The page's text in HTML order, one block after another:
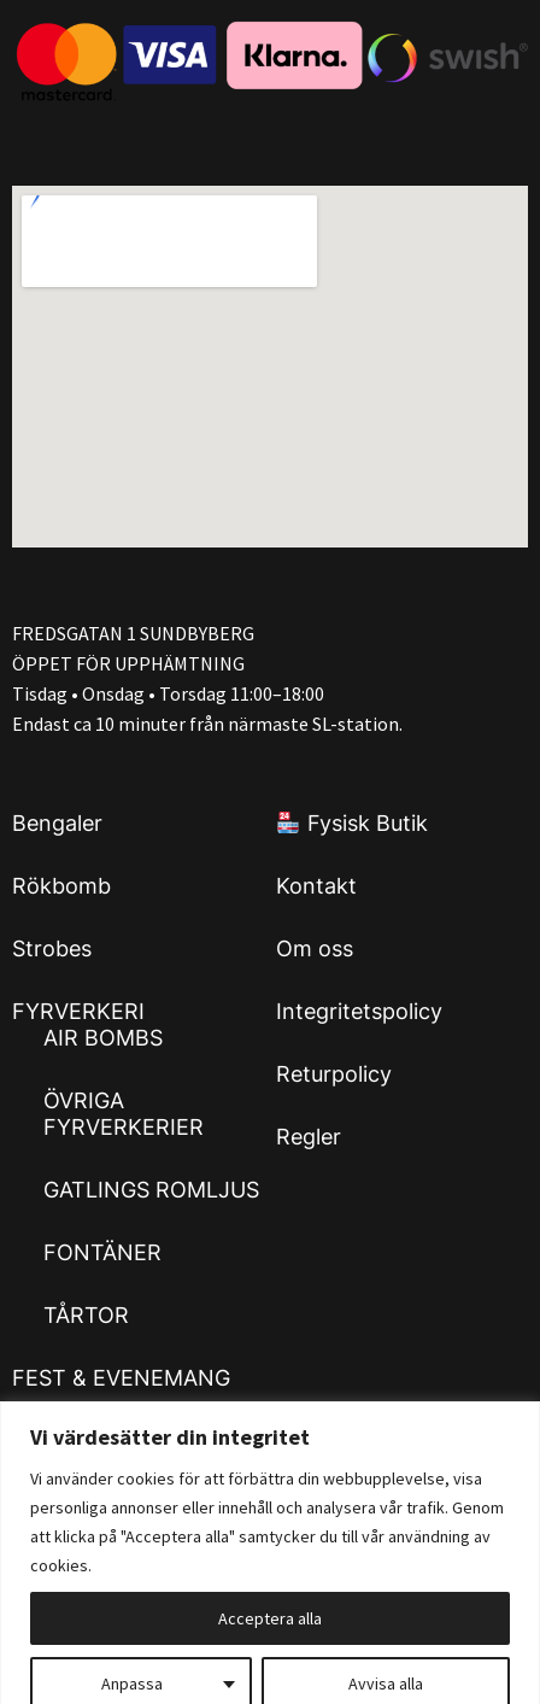
Vi värdesätter din integritet
Vi använder cookies för att förbättra din webbupplevelse, visa
personliga annonser eller innehåll och analysera vår trafik. Genom
att klicka på "Acceptera alla" samtycker du till vår användning av
cookies.
Anpassa Avvisa alla
Acceptera alla
FREDSGATAN 1 SUNDBYBERG
ÖPPET FÖR UPPHÄMTNING
Tisdag • Onsdag • Torsdag 11:00–18:00
Endast ca 10 minuter från närmaste SL-station.
Bengaler
Rökbomb
Strobes
FYRVERKERI
AIR BOMBS
ÖVRIGA
FYRVERKERIER
GATLINGS ROMLJUS
FONTÄNER
TÅRTOR
FEST & EVENEMANG
Kläder
Customizer
Fysisk Butik
Fysisk Butik
Kontakt
Om oss
Integritetspolicy
Returpolicy
Regler
Copyright 2023 Ultrasfactory.se